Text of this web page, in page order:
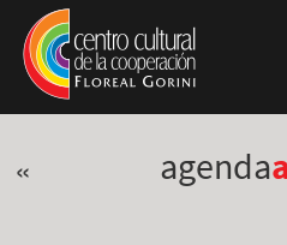
Pasar al contenido principal
Jump to main content
« agenda